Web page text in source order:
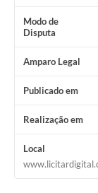
Galeria de Fotos
Galeria de Vídeos
Arquivos para
Governo Digital
LGPD
Regimento Interno
Modo de
Disputa
Amparo Legal
Publicado em
Realização em
Local